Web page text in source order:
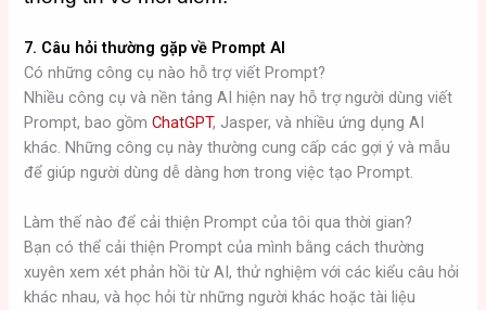
7. Câu hỏi thường gặp về Prompt AI
Có những công cụ nào hỗ trợ viết Prompt?
Nhiều công cụ và nền tảng AI hiện nay hỗ trợ người dùng viết
Prompt, bao gồmChatGPT, Jasper, và nhiều ứng dụng AI
khác. Những công cụ này thường cung cấp các gợi ý và mẫu
để giúp người dùng dễ dàng hơn trong việc tạo Prompt.
Làm thế nào để cải thiện Prompt của tôi qua thời gian?
Bạn có thể cải thiện Prompt của mình bằng cách thường
xuyên xem xét phản hồi từ AI, thử nghiệm với các kiểu câu hỏi
khác nhau, và học hỏi từ những người khác hoặc tài liệu